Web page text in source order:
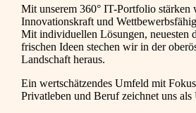
Mit unserem 360° IT-Portfolio
Innovationskraft und
Mit individuellen Lösungen, neuesten
frischen Ideen stechen wir in der
Landschaft heraus.
Ein wertschätzendes Umfeld mit
Privatleben und Beruf zeichnet uns als